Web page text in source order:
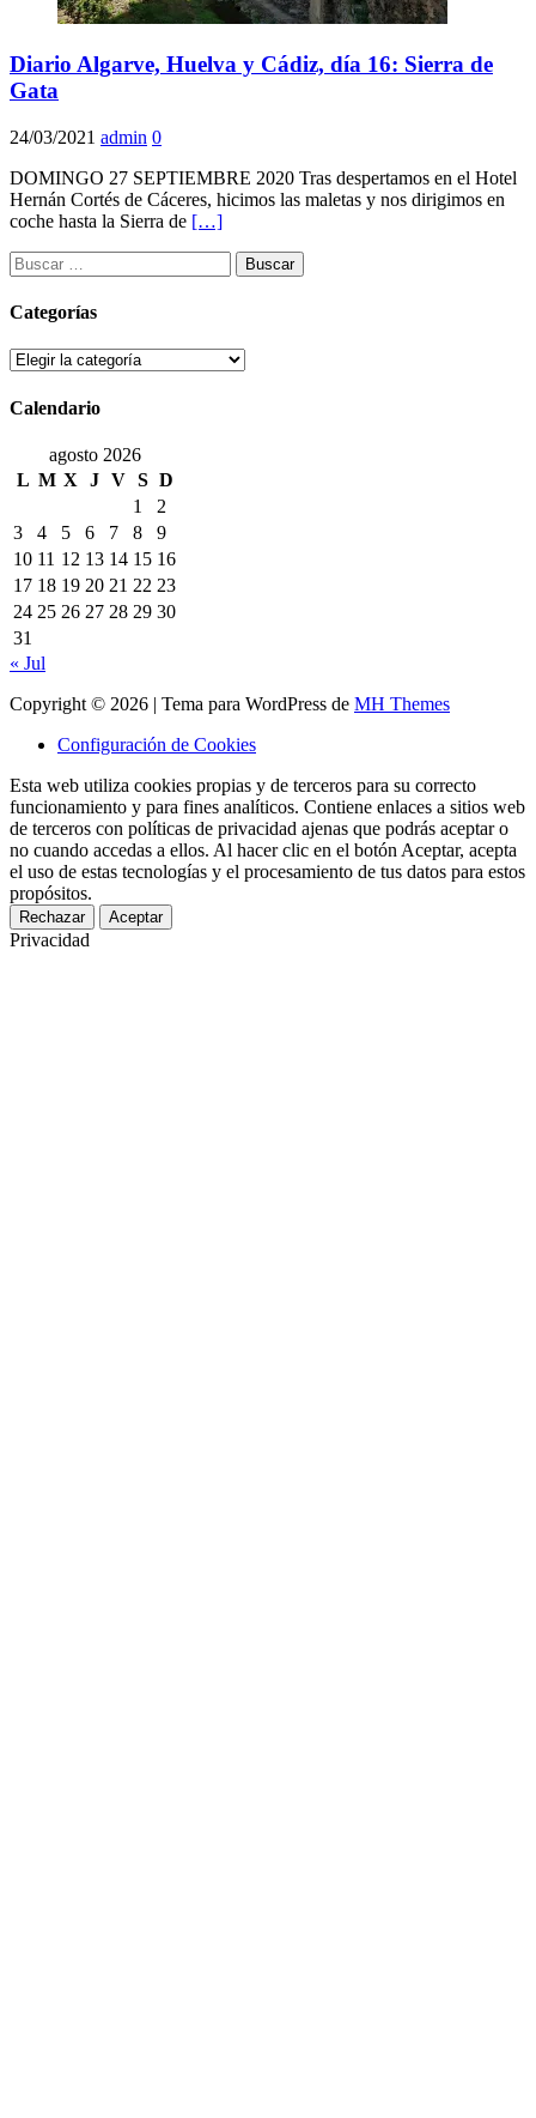
Diario Algarve, Huelva y Cádiz, día 16: Sierra de
Gata
24/03/2021 admin 0
DOMINGO 27 SEPTIEMBRE 2020 Tras despertamos en el Hotel
Hernán Cortés de Cáceres, hicimos las maletas y nos dirigimos en
coche hasta la Sierra de […]
Buscar:
Categorías
Categorías
Calendario
agosto 2026
L M X J V S D
1
2
3
4 5 6 7 8
9
10 11 12 13 14 15 16
17 18 19 20 21 22 23
24 25 26 27 28 29 30
31
« Jul
Copyright © 2026 | Tema para WordPress de MH Themes
Configuración de Cookies
Esta web utiliza cookies propias y de terceros para su correcto
funcionamiento y para fines analíticos. Contiene enlaces a sitios web
de terceros con políticas de privacidad ajenas que podrás aceptar o
no cuando accedas a ellos. Al hacer clic en el botón Aceptar, acepta
el uso de estas tecnologías y el procesamiento de tus datos para estos
propósitos.
Rechazar Aceptar
Privacidad